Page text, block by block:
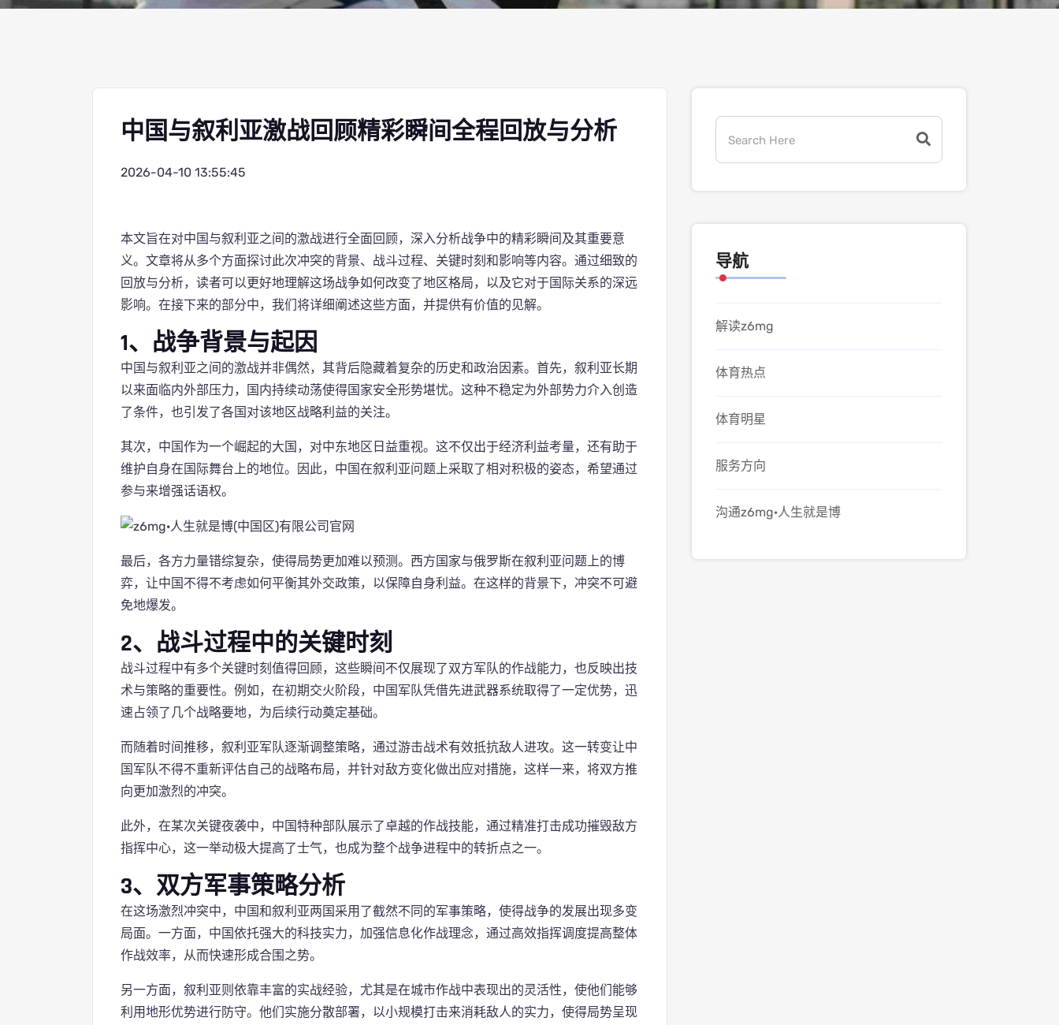
中国与叙利亚激战回顾精彩瞬间全程回放与分析
2026-04-10 13:55:45
本文旨在对中国与叙利亚之间的激战进行全面回顾，深入分析战争中的精彩瞬间及其重要意
义。文章将从多个方面探讨此次冲突的背景、战斗过程、关键时刻和影响等内容。通过细致的
回放与分析，读者可以更好地理解这场战争如何改变了地区格局，以及它对于国际关系的深远
影响。在接下来的部分中，我们将详细阐述这些方面，并提供有价值的见解。
1、战争背景与起因
中国与叙利亚之间的激战并非偶然，其背后隐藏着复杂的历史和政治因素。首先，叙利亚长期
以来面临内外部压力，国内持续动荡使得国家安全形势堪忧。这种不稳定为外部势力介入创造
了条件，也引发了各国对该地区战略利益的关注。
其次，中国作为一个崛起的大国，对中东地区日益重视。这不仅出于经济利益考量，还有助于
维护自身在国际舞台上的地位。因此，中国在叙利亚问题上采取了相对积极的姿态，希望通过
参与来增强话语权。
最后，各方力量错综复杂，使得局势更加难以预测。西方国家与俄罗斯在叙利亚问题上的博
弈，让中国不得不考虑如何平衡其外交政策，以保障自身利益。在这样的背景下，冲突不可避
免地爆发。
2、战斗过程中的关键时刻
战斗过程中有多个关键时刻值得回顾，这些瞬间不仅展现了双方军队的作战能力，也反映出技
术与策略的重要性。例如，在初期交火阶段，中国军队凭借先进武器系统取得了一定优势，迅
速占领了几个战略要地，为后续行动奠定基础。
而随着时间推移，叙利亚军队逐渐调整策略，通过游击战术有效抵抗敌人进攻。这一转变让中
国军队不得不重新评估自己的战略布局，并针对敌方变化做出应对措施，这样一来，将双方推
向更加激烈的冲突。
此外，在某次关键夜袭中，中国特种部队展示了卓越的作战技能，通过精准打击成功摧毁敌方
指挥中心，这一举动极大提高了士气，也成为整个战争进程中的转折点之一。
3、双方军事策略分析
在这场激烈冲突中，中国和叙利亚两国采用了截然不同的军事策略，使得战争的发展出现多变
局面。一方面，中国依托强大的科技实力，加强信息化作战理念，通过高效指挥调度提高整体
作战效率，从而快速形成合围之势。
另一方面，叙利亚则依靠丰富的实战经验，尤其是在城市作战中表现出的灵活性，使他们能够
利用地形优势进行防守。他们实施分散部署，以小规模打击来消耗敌人的实力，使得局势呈现
导航
解读z6mg
体育热点
体育明星
服务方向
沟通z6mg·人生就是博